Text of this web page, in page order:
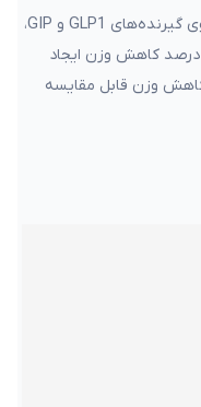
تیرزپاتید (Tirzepatide) با اثر همزمان روی گیرنده‌های GLP1 و GIP،
در پژوهشی روی بیش از ۲۵۰۰ نفر تا ۲۲.۵ درصد کاهش وزن ایجاد
وزن قابل مقایسه